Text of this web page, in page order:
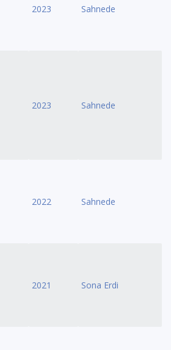
2023 Sahnede
2023 Sahnede
2022 Sahnede
2021 Sona Erdi